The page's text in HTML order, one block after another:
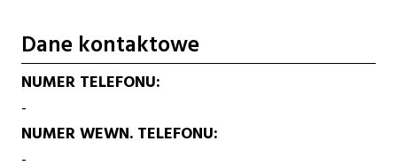
Dane kontaktowe
NUMER TELEFONU
-
NUMER WEWN. TELEFONU
-